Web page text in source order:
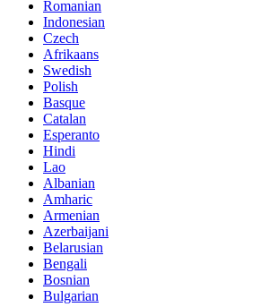
Romanian
Indonesian
Czech
Afrikaans
Swedish
Polish
Basque
Catalan
Esperanto
Hindi
Lao
Albanian
Amharic
Armenian
Azerbaijani
Belarusian
Bengali
Bosnian
Bulgarian